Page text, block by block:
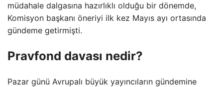
müdahale dalgasına hazırlıklı olduğu bir dönemde,
Komisyon başkanı öneriyi ilk kez Mayıs ayı ortasında
gündeme getirmişti.
Pravfond davası nedir?
Pazar günü Avrupalı ​​büyük yayıncıların gündemine